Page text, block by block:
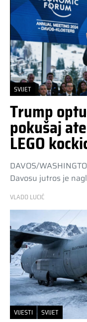
SVIJET
Trump
pokušaj
LEGO
DAVOS/
Davosu jutros je
VLADO LUCIĆ
VIJESTI SVIJET